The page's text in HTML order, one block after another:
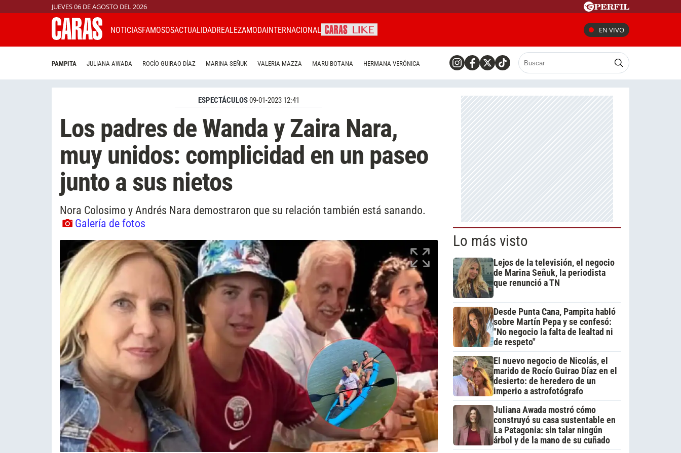
JUEVES 06 DE AGOSTO DEL 2026
NOTICIASFAMOSOSACTUALIDADREALEZAMODAINTERNACIONAL EN VIVO
PAMPITA JULIANA AWADA ROCÍO GUIRAO DÍAZ MARINA SEÑUK VALERIA MAZZA MARU BOTANA HERMANA VERÓNICA
ESPECTÁCULOS09-01-2023 12:41
Los padres de Wanda y Zaira Nara,
muy unidos: complicidad en un paseo
junto a sus nietos
Nora Colosimo y Andrés Nara demostraron que su relación también está sanando.
Galería de fotos
Lo más visto
Lejos de la televisión, el negocio
de Marina Señuk, la periodista
que renunció a TN
Desde Punta Cana, Pampita habló
sobre Martín Pepa y se confesó:
"No negocio la falta de lealtad ni
de respeto"
El nuevo negocio de Nicolás, el
marido de Rocío Guirao Díaz en el
desierto: de heredero de un
imperio a astrofotógrafo
Juliana Awada mostró cómo
construyó su casa sustentable en
La Patagonia: sin talar ningún
árbol y de la mano de su cuñado